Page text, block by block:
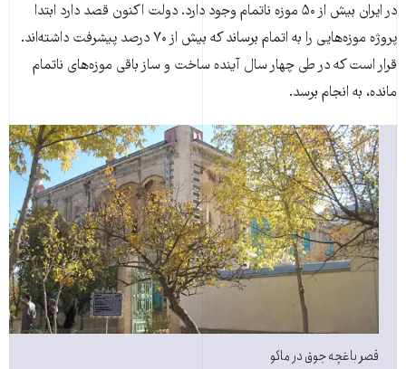
در ایران بیش از ۵۰ موزه ناتمام وجود دارد. دولت اکنون قصد دارد ابتدا
پروژه موزه‌هایی را به اتمام برساند که بیش از ۷۰ درصد پیشرفت داشته‌اند.
قرار است که در طی چهار سال آینده ساخت و ساز باقی موزه‌های ناتمام
مانده، به انجام برسد.
قصر باغچه جوق در ماکو